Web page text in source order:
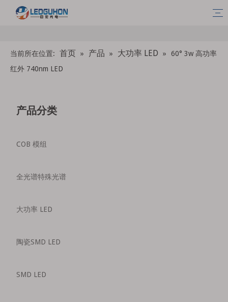
当前所在位置: 首页 » 产品 » 大功率 LED »
60° 3w 高功率
红外 740nm LED
产品分类
COB 模组
全光谱特殊光谱
大功率 LED
陶瓷SMD LED
SMD LED